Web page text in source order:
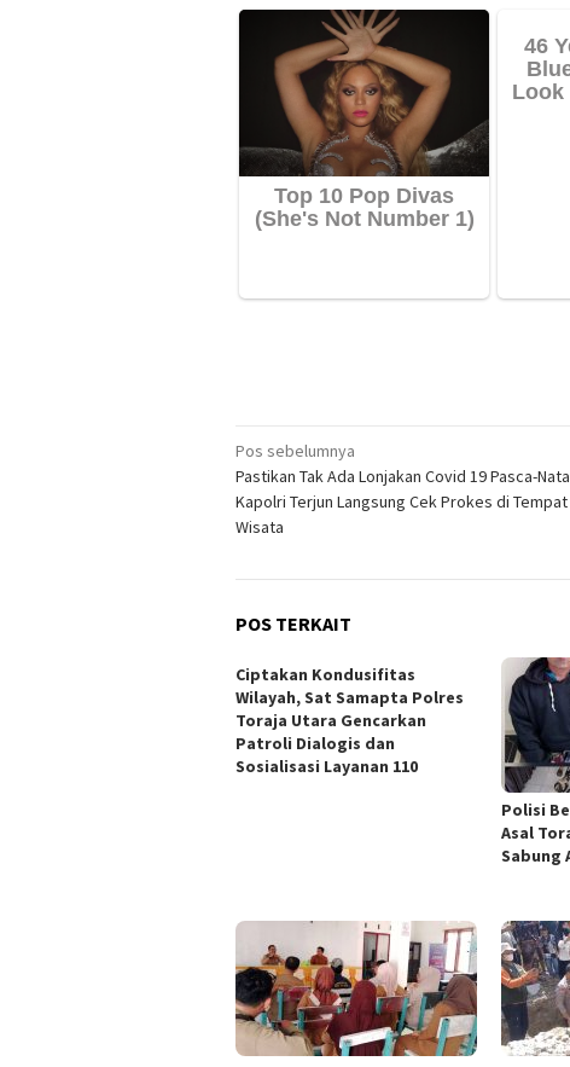
Navigasi
pos
Pos sebelumnya
Pastikan Tak Ada Lonjakan Covid 19 Pasca-
Kapolri Terjun Langsung Cek Prokes di Tempat
Wisata
POS TERKAIT
Ciptakan Kondusifitas
Wilayah, Sat Samapta Polres
Toraja Utara Gencarkan
Patroli Dialogis dan
Sosialisasi Layanan 110
Polisi
Asal
Sabung